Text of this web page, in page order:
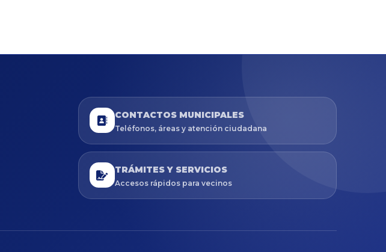
CONTACTOS MUNICIPALES
Teléfonos, áreas y atención ciudadana
TRÁMITES Y SERVICIOS
Accesos rápidos para vecinos